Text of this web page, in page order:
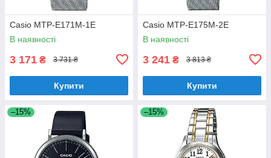
Casio MTP-E171M-1E
В наявності
3 171 ₴ 3 731 ₴
Купити
Casio MTP-E175M-2E
В наявності
3 241 ₴ 3 813 ₴
Купити
–15% –15%